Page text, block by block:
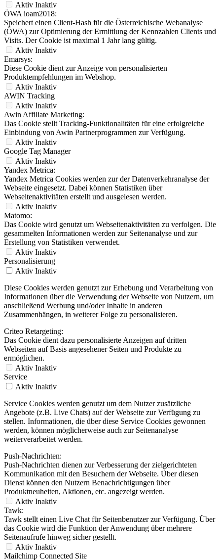
Aktiv Inaktiv
ÖWA ioam2018:
Speichert einen Client-Hash für die Österreichische Webanalyse
(ÖWA) zur Optimierung der Ermittlung der Kennzahlen Clients und
Visits. Der Cookie ist maximal 1 Jahr lang gültig.
Aktiv Inaktiv
Emarsys:
Diese Cookie dient zur Anzeige von personalisierten
Produktempfehlungen im Webshop.
Aktiv Inaktiv
AWIN Tracking
Aktiv Inaktiv
Awin Affiliate Marketing:
Das Cookie stellt Tracking-Funktionalitäten für eine erfolgreiche
Einbindung von Awin Partnerprogrammen zur Verfügung.
Aktiv Inaktiv
Google Tag Manager
Aktiv Inaktiv
Yandex Metrica:
Yandex Metrica Cookies werden zur der Datenverkehranalyse der
Webseite eingesetzt. Dabei können Statistiken über
Webseitenaktivitäten erstellt und ausgelesen werden.
Aktiv Inaktiv
Matomo:
Das Cookie wird genutzt um Webseitenaktivitäten zu verfolgen. Die
gesammelten Informationen werden zur Seitenanalyse und zur
Erstellung von Statistiken verwendet.
Aktiv Inaktiv
Personalisierung
Aktiv Inaktiv
Diese Cookies werden genutzt zur Erhebung und Verarbeitung von
Informationen über die Verwendung der Webseite von Nutzern, um
anschließend Werbung und/oder Inhalte in anderen
Zusammenhängen, in weiterer Folge zu personalisieren.
Criteo Retargeting:
Das Cookie dient dazu personalisierte Anzeigen auf dritten
Webseiten auf Basis angesehener Seiten und Produkte zu
ermöglichen.
Aktiv Inaktiv
Service
Aktiv Inaktiv
Service Cookies werden genutzt um dem Nutzer zusätzliche
Angebote (z.B. Live Chats) auf der Webseite zur Verfügung zu
stellen. Informationen, die über diese Service Cookies gewonnen
werden, können möglicherweise auch zur Seitenanalyse
weiterverarbeitet werden.
Push-Nachrichten:
Push-Nachrichten dienen zur Verbesserung der zielgerichteten
Kommunikation mit den Besuchern der Webseite. Über diesen
Dienst können den Nutzern Benachrichtigungen über
Produktneuheiten, Aktionen, etc. angezeigt werden.
Aktiv Inaktiv
Tawk:
Tawk stellt einen Live Chat für Seitenbenutzer zur Verfügung. Über
das Cookie wird die Funktion der Anwendung über mehrere
Seitenaufrufe hinweg sicher gestellt.
Aktiv Inaktiv
Mailchimp Connected Site